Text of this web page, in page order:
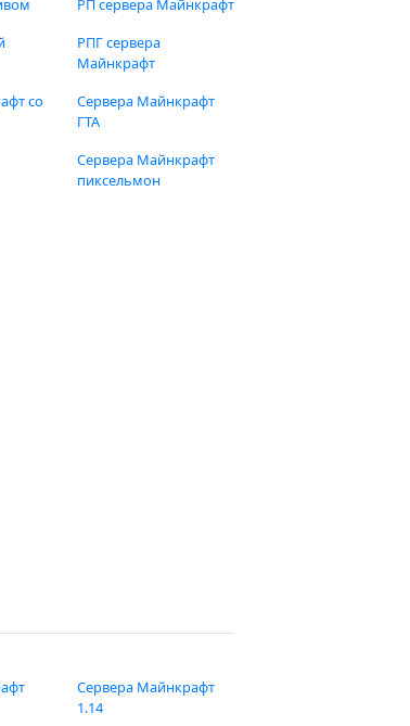
со
РП сервера Майнкрафт
РПГ сервера
Майнкрафт
Сервера Майнкрафт
ГТА
Сервера Майнкрафт
пиксельмон
Сервера Майнкрафт
1.14